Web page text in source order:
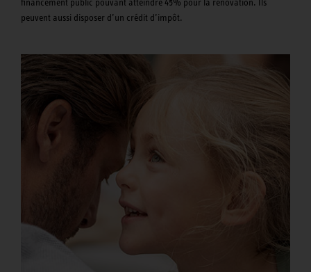
peuvent aussi disposer d’un crédit d’impôt.